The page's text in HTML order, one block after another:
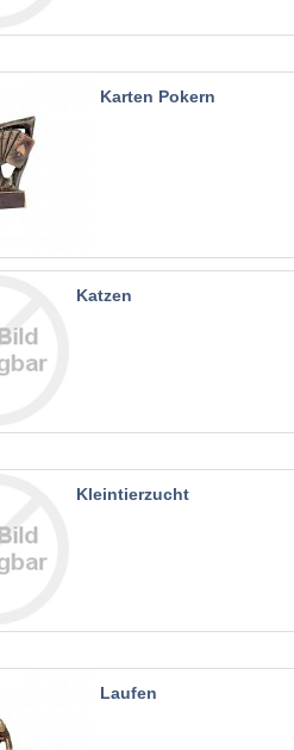
Karten Pokern
Katzen
Kleintierzucht
Laufen